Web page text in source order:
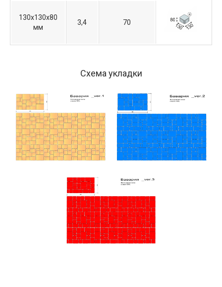
130х130х80
мм
3,4 70
Схема укладки